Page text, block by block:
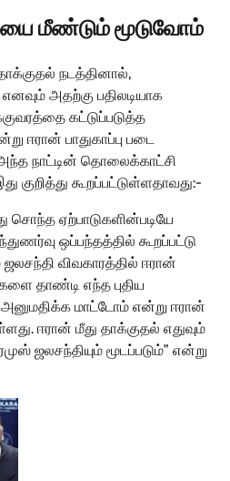
மீண்டும் மூடுவோம்
நடத்தினால்,
அதற்கு பதிலடியாக
கட்டுப்படுத்த
ஈரான் பாதுகாப்பு படை
நாட்டின் தொலைக்காட்சி
குறித்து கூறப்பட்டுள்ளதாவது:-
ஏற்பாடுகளின்படியே
ஒப்பந்தத்தில் கூறப்பட்டு
விவகாரத்தில் ஈரான்
தாண்டி எந்த புதிய
மாட்டோம் என்று ஈரான்
ஈரான் மீது தாக்குதல் எதுவும்
ஜலசந்தியும் மூடப்படும்” என்று